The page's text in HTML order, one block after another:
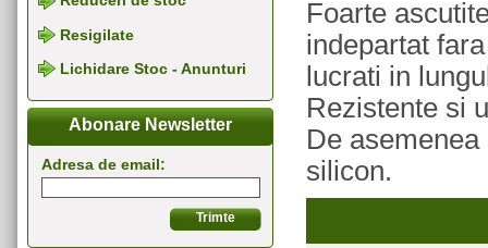
Resigilate
Lichidare Stoc - Anunturi
Abonare Newsletter
Adresa de email:
Foarte
indepartat
lucrati in
Rezistente si
De
silicon.